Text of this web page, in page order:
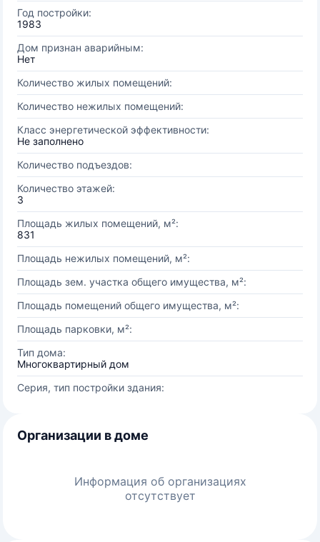
Год постройки:
1983
Дом признан аварийным:
Нет
Количество жилых помещений:
Количество нежилых помещений:
Класс энергетической эффективности:
Не заполнено
Количество подъездов:
Количество этажей:
3
Площадь жилых помещений, м²:
831
Площадь нежилых помещений, м²:
Площадь зем. участка общего имущества, м²:
Площадь помещений общего имущества, м²:
Площадь парковки, м²:
Тип дома:
Многоквартирный дом
Серия, тип постройки здания:
Организации в доме
Информация об организациях
отсутствует